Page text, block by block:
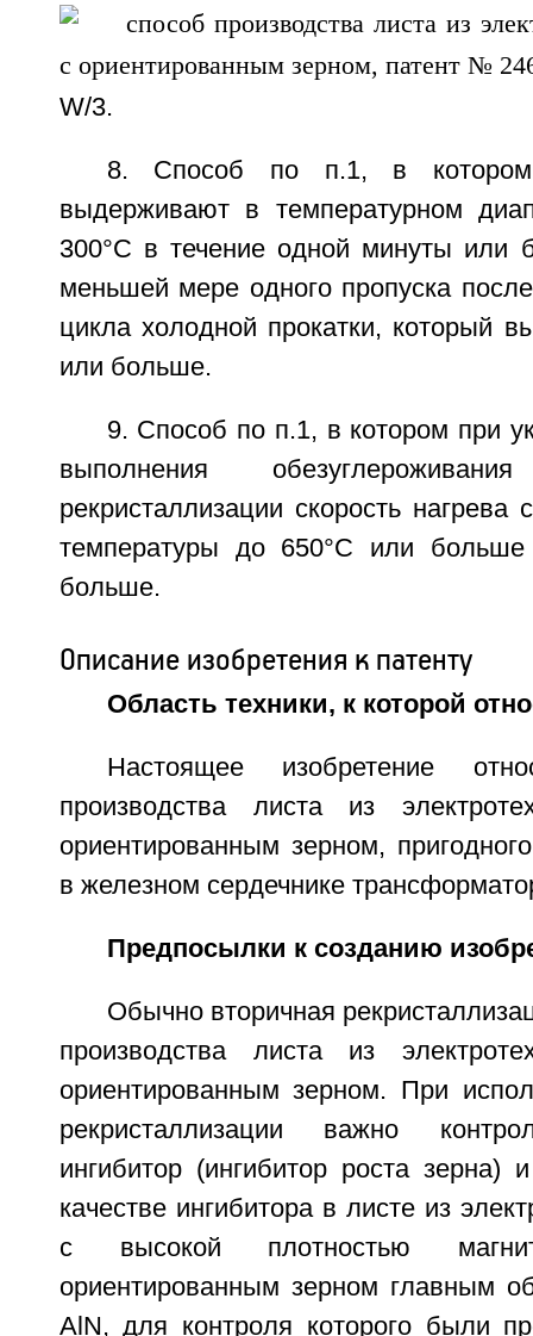
W/3.
8. Способ по п.1, в котором
выдерживают в температурном
300°С в течение одной минуты или
меньшей мере одного пропуска
цикла холодной прокатки, который
или больше.
9. Способ по п.1, в котором при
выполнения
рекристаллизации скорость
температуры до 650°С или
больше.
Описание изобретения к патенту
Область техники, к которой
Настоящее изобретение
производства листа из
ориентированным зерном,
в железном сердечнике
Предпосылки к созданию
Обычно вторичная
производства листа из
ориентированным зерном. При
рекристаллизации важно
ингибитор (ингибитор роста зерна)
качестве ингибитора в листе из
с высокой плотностью
ориентированным зерном главным
AlN, для контроля которого были